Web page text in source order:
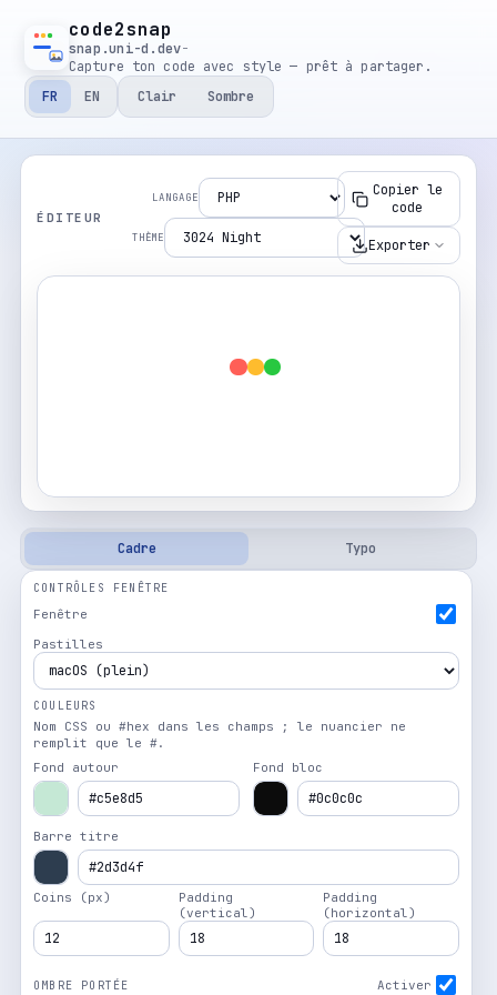
code2snap
snap.uni-d.dev-
Capture ton code avec style — prêt à partager.
FR
EN Clair Sombre
ÉDITEUR
LANGAGE
THÈME
Copier le
code
Exporter
Cadre Typo
CONTRÔLES FENÊTRE
Fenêtre
Pastilles
COULEURS
Nom CSS ou #hex dans les champs ; le nuancier ne
remplit que le #.
Fond autour
Fond bloc
Barre titre
Coins (px)
Padding
(vertical)
Padding
(horizontal)
OMBRE PORTÉE Activer